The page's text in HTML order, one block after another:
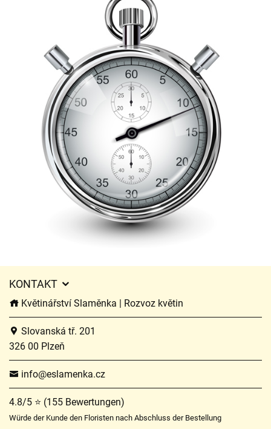
KONTAKT
Květinářství Slaměnka | Rozvoz květin
Slovanská tř. 201
326 00 Plzeň
info@eslamenka.cz
4.8/5 ⭐ (155 Bewertungen)
Würde der Kunde den Floristen nach Abschluss der Bestellung